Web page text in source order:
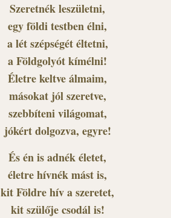
Szeretnék leszületni,
egy földi testben élni,
a lét szépségét éltetni,
a Földgolyót kímélni!
Életre keltve álmaim,
másokat jól szeretve,
szebbíteni világomat,
jókért dolgozva, egyre!
És én is adnék életet,
életre hívnék mást is,
kit Földre hív a szeretet,
kit szülője csodál is!